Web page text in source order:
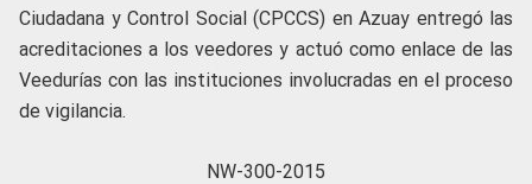
Ciudadana y Control Social (CPCCS) en Azuay entregó las
acreditaciones a los veedores y actuó como enlace de las
Veedurías con las instituciones involucradas en el proceso
de vigilancia.
NW-300-2015